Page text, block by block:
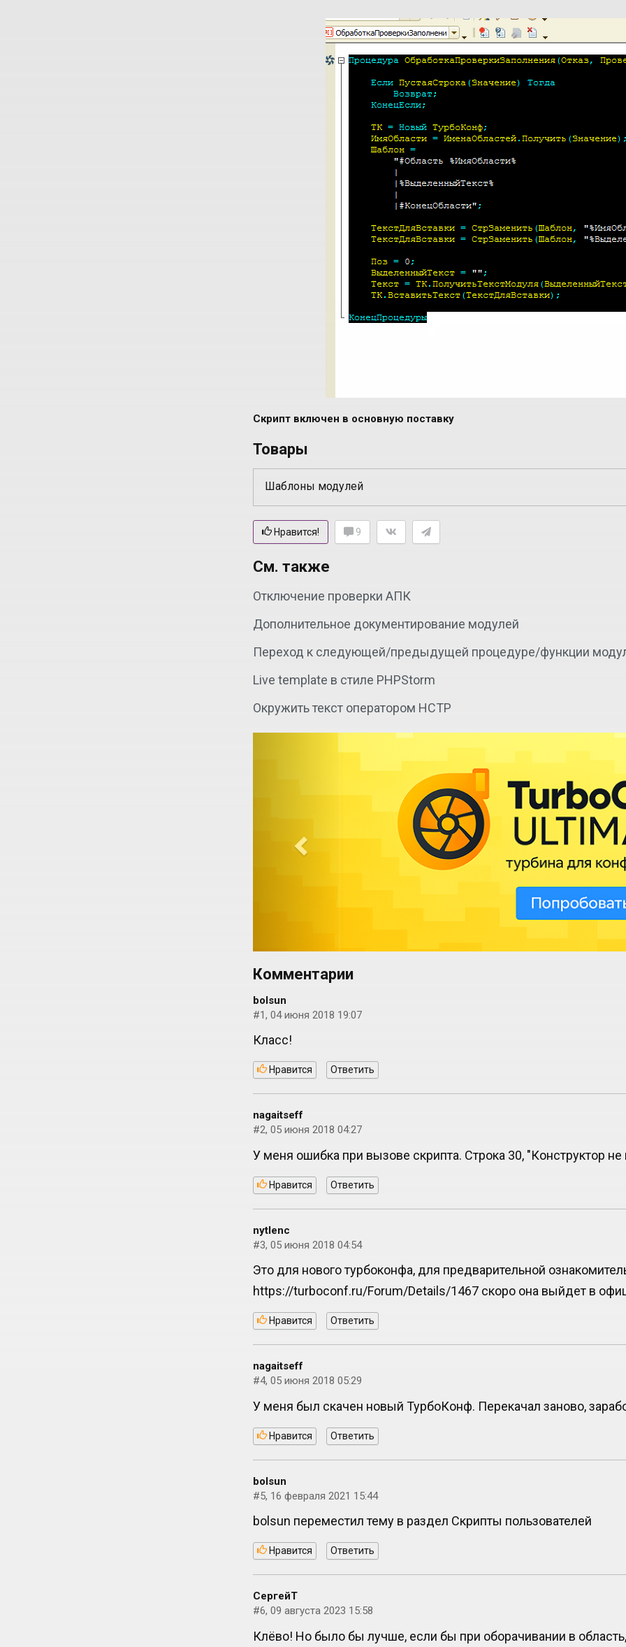
Скрипт включен в основную поставку
Товары
Шаблоны модулей
Нравится! 9
См. также
Отключение проверки АПК
Дополнительное документирование модулей
Переход к следующей/предыдущей процедуре/функции
Live template в стиле PHPStorm
Окружить текст оператором НСТР
o
u
Комментарии
bolsun
#1, 04 июня 2018 19:07
Класс!
Нравится Ответить
nagaitseff
#2, 05 июня 2018 04:27
У меня ошибка при вызове скрипта. Строка 30, "Конструктор
Нравится Ответить
nytlenc
#3, 05 июня 2018 04:54
Это для нового турбоконфа, для предварительной
https://turboconf.ru/Forum/Details/1467 скоро она выйдет в
Нравится Ответить
nagaitseff
#4, 05 июня 2018 05:29
У меня был скачен новый ТурбоКонф. Перекачал заново,
Нравится Ответить
bolsun
#5, 16 февраля 2021 15:44
bolsun переместил тему в раздел Скрипты пользователей
Нравится Ответить
СергейТ
#6, 09 августа 2023 15:58
Клёво! Но было бы лучше, если бы при оборачивании в